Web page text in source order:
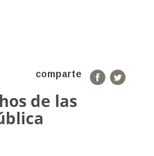
comparte
de las